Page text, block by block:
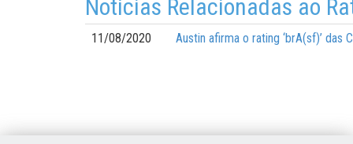
Notícias Relacionadas ao
11/08/2020 Austin afirma o rating ‘brA(sf)’